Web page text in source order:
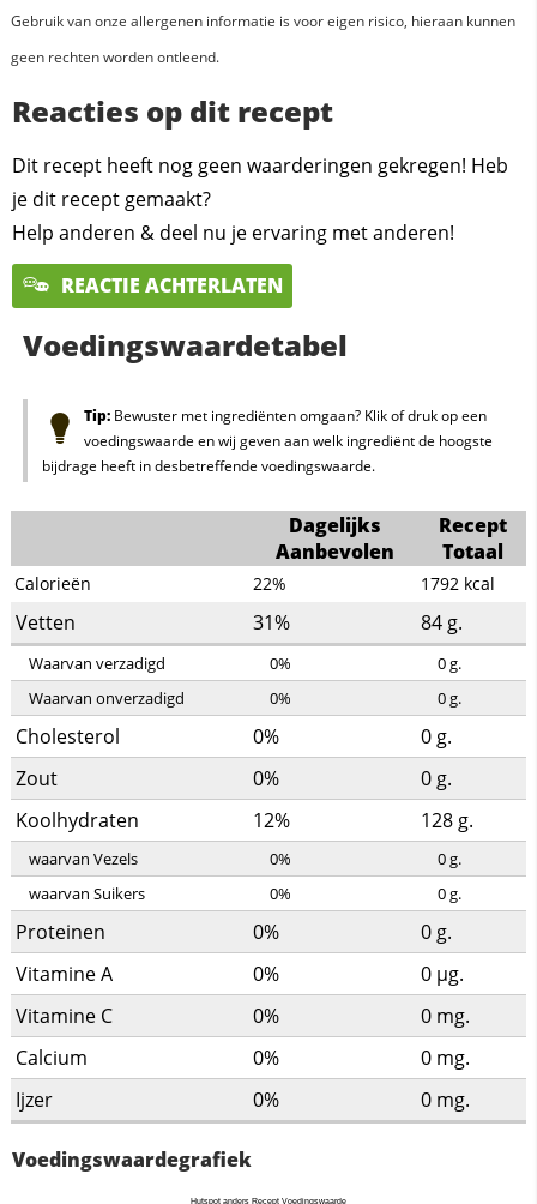
Gebruik van onze allergenen informatie is voor eigen risico, hieraan kunnen
geen rechten worden ontleend.
Reacties op dit recept
Dit recept heeft nog geen waarderingen gekregen! Heb
je dit recept gemaakt?
Help anderen & deel nu je ervaring met anderen!
REACTIE ACHTERLATEN
Voedingswaardetabel
Tip:Bewuster met ingrediënten omgaan? Klik of druk op een
voedingswaarde en wij geven aan welk ingrediënt de hoogste
bijdrage heeft in desbetreffende voedingswaarde.
Dagelijks
Aanbevolen
Recept
Totaal
Calorieën 22% 1792 kcal
Vetten 31% 84 g.
Waarvan verzadigd 0% 0g.
Waarvan onverzadigd
0% 0g.
Cholesterol 0% 0 g.
Zout
0% 0 g.
Koolhydraten
12% 128 g.
waarvan Vezels 0% 0g.
waarvan Suikers
0% 0g.
Proteinen 0% 0 g.
Vitamine A
0% 0 µg.
Vitamine C
0% 0 mg.
Calcium
0% 0 mg.
Ijzer
0% 0 mg.
Voedingswaardegrafiek